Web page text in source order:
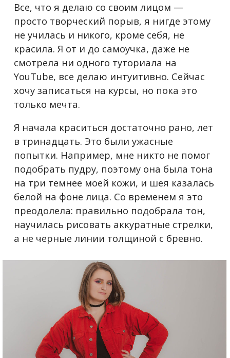
Все, что я делаю со своим лицом —
просто творческий порыв, я нигде этому
не училась и никого, кроме себя, не
красила. Я от и до самоучка, даже не
смотрела ни одного туториала на
YouTube, все делаю интуитивно. Сейчас
хочу записаться на курсы, но пока это
только мечта.
Я начала краситься достаточно рано, лет
в тринадцать. Это были ужасные
попытки. Например, мне никто не помог
подобрать пудру, поэтому она была тона
на три темнее моей кожи, и шея казалась
белой на фоне лица. Со временем я это
преодолела: правильно подобрала тон,
научилась рисовать аккуратные стрелки,
а не черные линии толщиной с бревно.